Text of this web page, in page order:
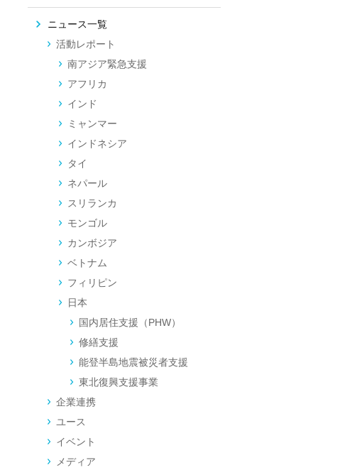
ニュース一覧
活動レポート
南アジア緊急支援
アフリカ
インド
ミャンマー
インドネシア
タイ
ネパール
スリランカ
モンゴル
カンボジア
ベトナム
フィリピン
日本
国内居住支援（PHW）
修繕支援
能登半島地震被災者支援
東北復興支援事業
企業連携
ユース
イベント
メディア